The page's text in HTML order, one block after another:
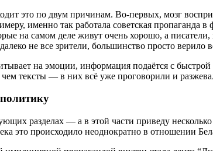
это по двум причинам. Во-первых, мозг
именно так работала советская пропаганда
на самом деле живут очень хорошо, а
не все зрители, большинство просто верило
на эмоции, информация подаётся с
тексты — в них всё уже проговорили и
разделах — а в этой части приведу
это происходило неоднократно в отношении